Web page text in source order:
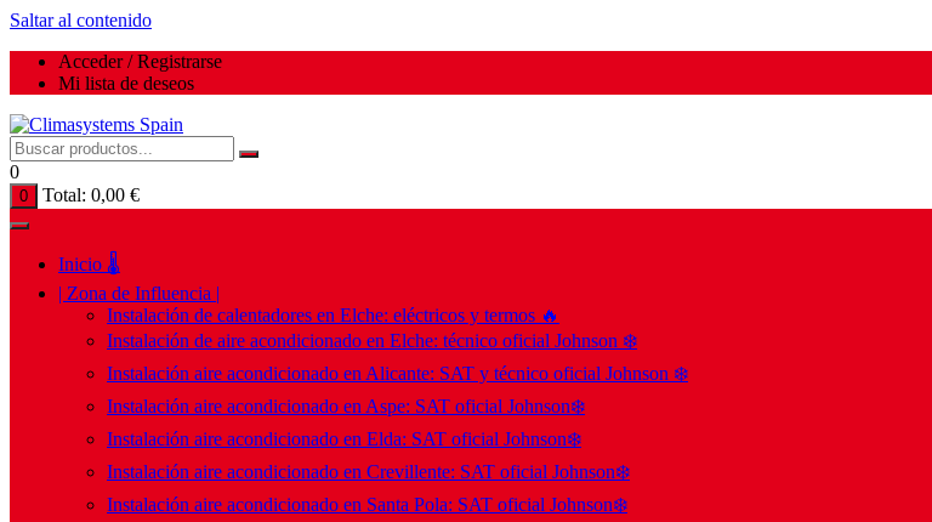
Saltar al contenido
Acceder / Registrarse
Mi lista de deseos
0
0 Total: 0,00 €
Inicio 🌡️
| Zona de Influencia |
Instalación de calentadores en Elche: eléctricos y termos 🔥
Instalación de aire acondicionado en Elche: técnico oficial Johnson ❄️
Instalación aire acondicionado en Alicante: SAT y técnico oficial Johnson ❄️
Instalación aire acondicionado en Aspe: SAT oficial Johnson❄️
Instalación aire acondicionado en Elda: SAT oficial Johnson❄️
Instalación aire acondicionado en Crevillente: SAT oficial Johnson❄️
Instalación aire acondicionado en Santa Pola: SAT oficial Johnson❄️